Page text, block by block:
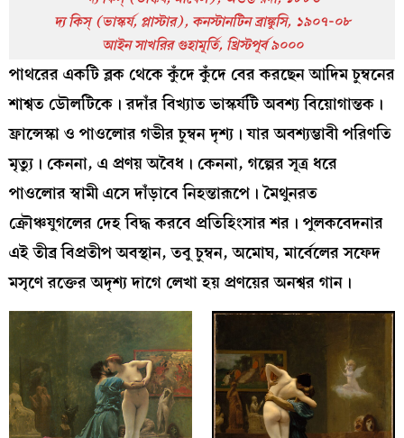
দ্য কিস্‌ (ভাস্কর্য, প্লাস্টার), কনস্টানটিন ব্রাঙ্কুসি, ১৯০৭-০৮
আইন সাখরির গুহামূর্তি, খ্রিস্টপূর্ব ৯০০০
পাথরের একটি ব্লক থেকে কুঁদে কুঁদে বের করছেন আদিম চুম্বনের
শাশ্বত ডৌলটিকে। রদাঁর বিখ্যাত ভাস্কর্যটি অবশ্য বিয়োগান্তক।
ফ্রান্সেস্কা ও পাওলোর গভীর চুম্বন দৃশ্য। যার অবশ্যম্ভাবী পরিণতি
মৃত্যু। কেননা, এ প্রণয় অবৈধ। কেননা, গল্পের সূত্র ধরে
পাওলোর স্বামী এসে দাঁড়াবে নিহন্তারূপে। মৈথুনরত
ক্রৌঞ্চযুগলের দেহ বিদ্ধ করবে প্রতিহিংসার শর। পুলকবেদনার
এই তীব্র বিপ্রতীপ অবস্থান, তবু চুম্বন, অমোঘ, মার্বেলের সফেদ
মসৃণে রক্তের অদৃশ্য দাগে লেখা হয় প্রণয়ের অনশ্বর গান।